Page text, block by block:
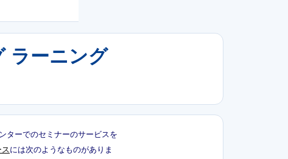
ラーニング
ターでのセミナーのサービスを
スには次のようなものがありま